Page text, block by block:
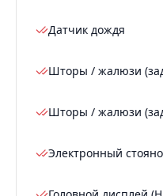
Датчик дождя
Шторы / жалюзи
Шторы / жалюзи
Электронный